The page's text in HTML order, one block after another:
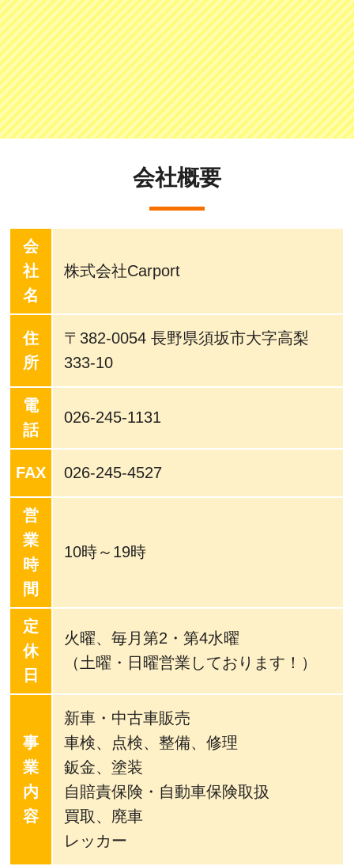
会社概要
会
社
名
株式会社Carport
住
所
〒382-0054 長野県須坂市大字高梨
333-10
電
話
026-245-1131
FAX 026-245-4527
営
業
時
間
10時～19時
定
休
日
火曜、毎月第2・第4水曜
（土曜・日曜営業しております！）
事
業
内
容
新車・中古車販売
車検、点検、整備、修理
鈑金、塗装
自賠責保険・自動車保険取扱
買取、廃車
レッカー